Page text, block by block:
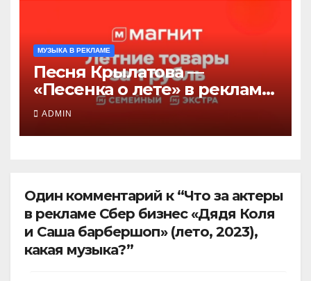
МУЗЫКА В РЕКЛАМЕ
Песня Крылатова —
«Песенка о лете» в рекламе
Магнит — Летние товары
2026, слушать
ADMIN
Один комментарий к “Что за актеры
в рекламе Сбер бизнес «Дядя Коля
и Саша барбершоп» (лето, 2023),
какая музыка?”